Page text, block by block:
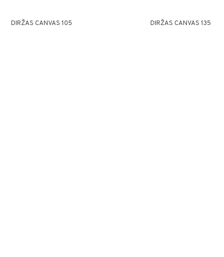
DIRŽAS CANVAS 105 DIRŽAS CANVAS 135